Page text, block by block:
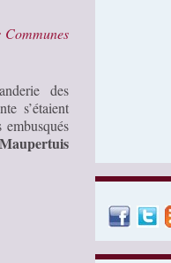
des
s’étaient